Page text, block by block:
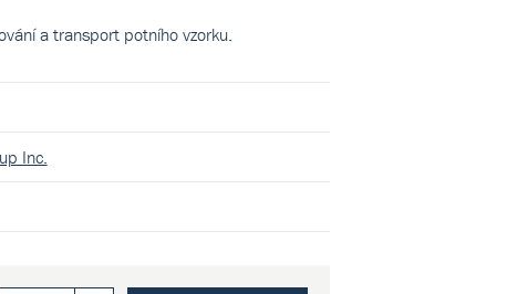
a transport potního vzorku.
Inc.